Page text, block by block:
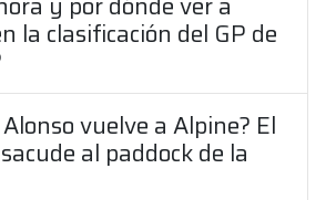
la clasificación del GP de
vuelve a Alpine? El
al paddock de la